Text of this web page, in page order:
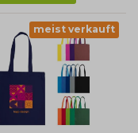
meist verkauft